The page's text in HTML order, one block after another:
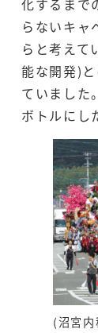
らないキャ
らと考えて
能な開発)
ていました
ボトルにし
(沼宮